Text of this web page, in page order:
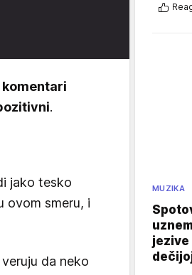
komentari
.
jako tesko
ovom smeru, i
da neko
MUZIKA
jezive